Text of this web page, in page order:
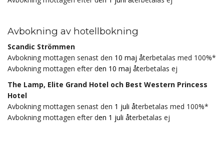
Avbokning av hotellbokning
Scandic Strömmen
Avbokning mottagen senast den 10 maj återbetalas med 100%*
Avbokning mottagen efter den 10 maj återbetalas ej
The Lamp, Elite Grand Hotel och Best Western Princess
Hotel
Avbokning mottagen senast den 1 juli återbetalas med 100%*
Avbokning mottagen efter den 1 juli återbetalas ej